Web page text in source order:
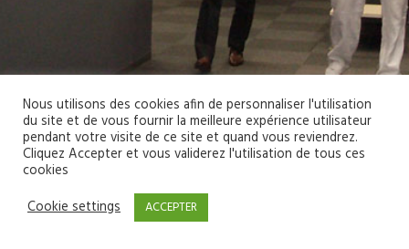
Nous utilisons des cookies afin de personnaliser l'utilisation
du site et de vous fournir la meilleure expérience utilisateur
pendant votre visite de ce site et quand vous reviendrez.
Cliquez Accepter et vous validerez l'utilisation de tous ces
cookies
Cookie settings
ACCEPTER